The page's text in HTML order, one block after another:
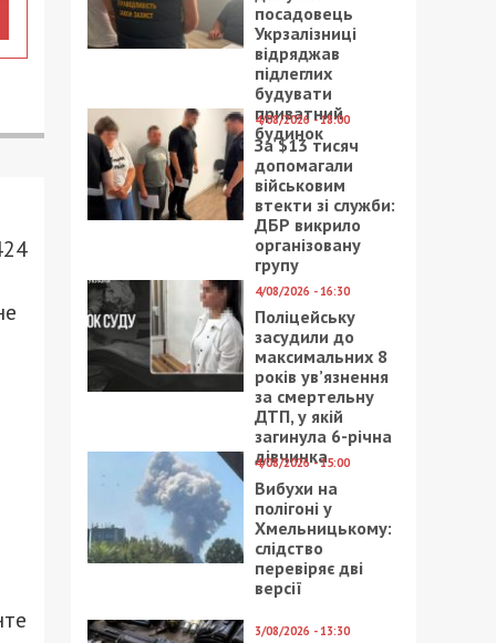
посадовець
Укрзалізниці
відряджав
підлеглих
будувати
приватний
будинок
4/08/2026 - 18:00
За $13 тисяч
допомагали
військовим
втекти зі служби:
ДБР викрило
організовану
групу
4/08/2026 - 16:30
Поліцейську
засудили до
максимальних 8
років ув’язнення
за смертельну
ДТП, у якій
загинула 6-річна
дівчинка
4/08/2026 - 15:00
Вибухи на
полігоні у
Хмельницькому:
слідство
перевіряє дві
версії
3/08/2026 - 13:30